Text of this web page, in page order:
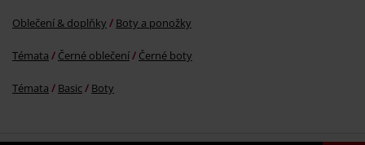
Oblečení & doplňky Boty a ponožky
Témata Černé oblečení Černé boty
Témata Basic Boty